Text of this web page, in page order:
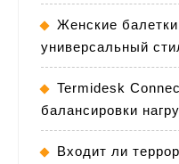
Женские
универсальный
Termidesk
балансировки
Входит ли